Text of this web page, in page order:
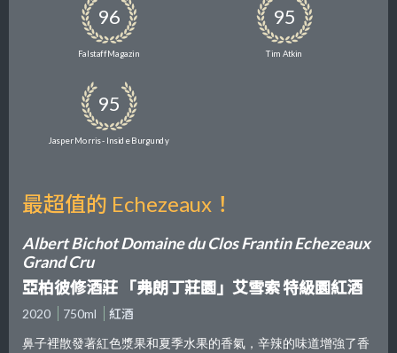
96
Falstaff Magazin
95
Tim Atkin
95
Jasper Morris - Inside Burgundy
最超值的 Echezeaux！
Albert Bichot Domaine du Clos Frantin Echezeaux
Grand Cru
亞柏彼修酒莊 「弗朗丁莊園」艾雪索 特級園紅酒
2020 750ml
紅酒
鼻子裡散發著紅色漿果和夏季水果的香氣，辛辣的味道增強了香